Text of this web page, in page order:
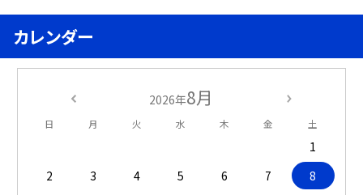
カレンダー
2026年8月
日 月 火 水 木 金 土
1
2
3 4 5 6 7
8